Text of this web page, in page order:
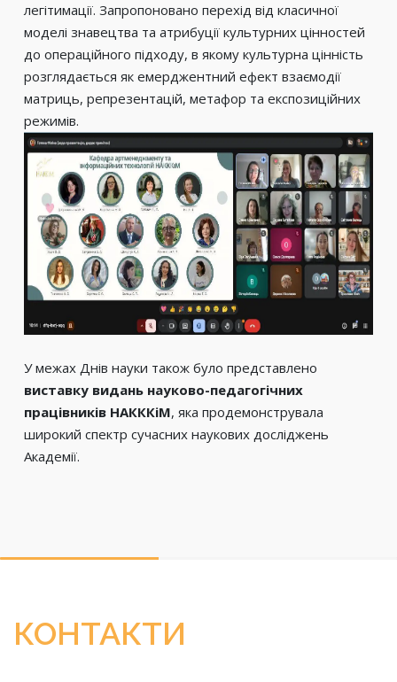
легітимації. Запропоновано перехід від класичної
моделі знавецтва та атрибуції культурних цінностей
до операційного підходу, в якому культурна цінність
розглядається як емерджентний ефект взаємодії
матриць, репрезентацій, метафор та експозиційних
режимів.
У межах Днів науки також було представлено
виставку видань науково-педагогічних
працівників НАКККіМ, яка продемонструвала
широкий спектр сучасних наукових досліджень
Академії.
КОНТАКТИ